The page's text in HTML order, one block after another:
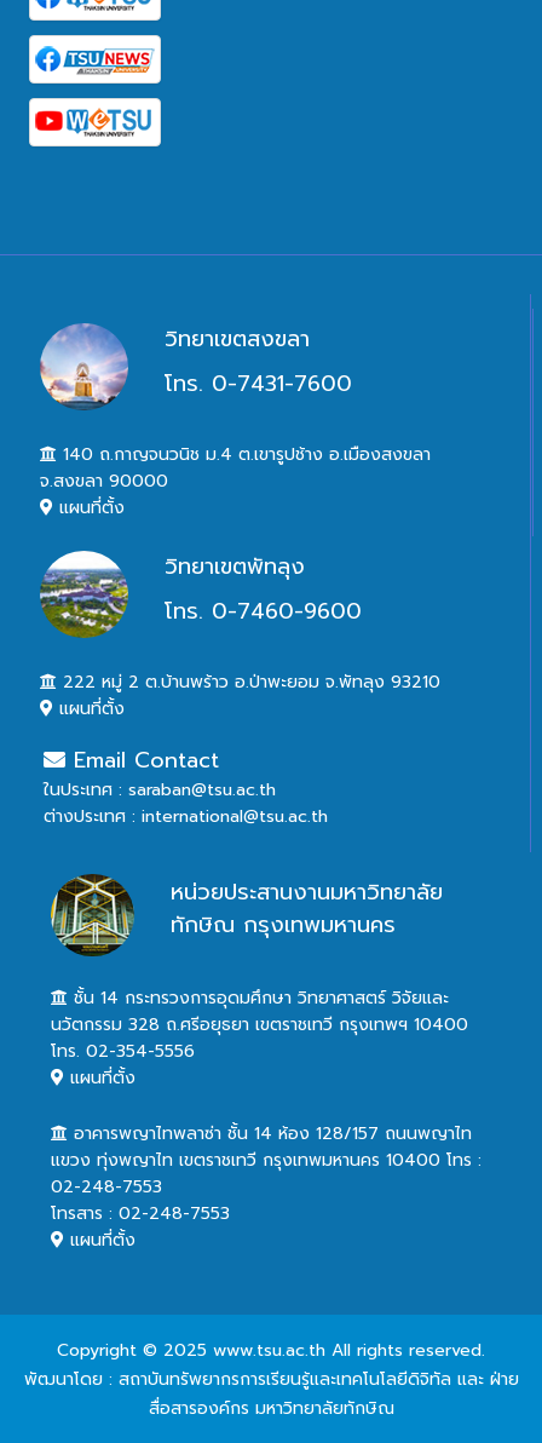
วิทยาเขตสงขลา
โทร. 0-7431-7600
140 ถ.กาญจนวนิช ม.4 ต.เขารูปช้าง อ.เมืองสงขลา
จ.สงขลา 90000
แผนที่ตั้ง
วิทยาเขตพัทลุง
โทร. 0-7460-9600
222 หมู่ 2 ต.บ้านพร้าว อ.ป่าพะยอม จ.พัทลุง 93210
แผนที่ตั้ง
Email Contact
ในประเทศ : saraban@tsu.ac.th
ต่างประเทศ : international@tsu.ac.th
หน่วยประสานงานมหาวิทยาลัย
ทักษิณ กรุงเทพมหานคร
ชั้น 14 กระทรวงการอุดมศึกษา วิทยาศาสตร์ วิจัยและ
นวัตกรรม 328 ถ.ศรีอยุธยา เขตราชเทวี กรุงเทพฯ 10400
โทร. 02-354-5556
แผนที่ตั้ง
อาคารพญาไทพลาซ่า ชั้น 14 ห้อง 128/157 ถนนพญาไท
แขวง ทุ่งพญาไท เขตราชเทวี กรุงเทพมหานคร 10400 โทร :
02-248-7553
โทรสาร : 02-248-7553
แผนที่ตั้ง
Copyright © 2025 www.tsu.ac.th All rights reserved.
พัฒนาโดย : สถาบันทรัพยากรการเรียนรู้และเทคโนโลยีดิจิทัล และ ฝ่าย
สื่อสารองค์กร มหาวิทยาลัยทักษิณ